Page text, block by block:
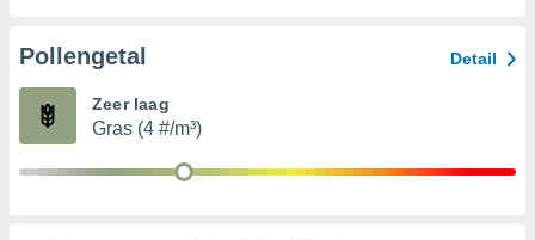
partners
Pollengetal Detail
Zeer laag
Gras (4 #/m³)